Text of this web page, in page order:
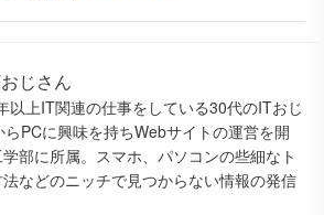
じさん
以上IT関連の仕事をしている30代のITおじ
PCに興味を持ちWebサイトの運営を開
部に所属。スマホ、パソコンの些細なト
などのニッチで見つからない情報の発信